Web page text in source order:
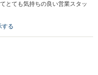
とても気持ちの良い営業スタッ
する